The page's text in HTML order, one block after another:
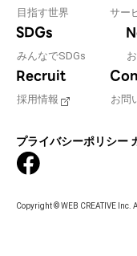
目指す世界 サー
SDGs
みんなでSDGs
Recruit
採用情報 お問
プライバシーポリシー
Copyright © WEB CREATIVE Inc.